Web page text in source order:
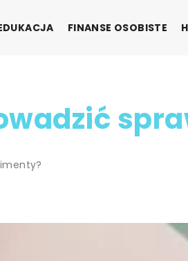
FINANSE OSOBISTE